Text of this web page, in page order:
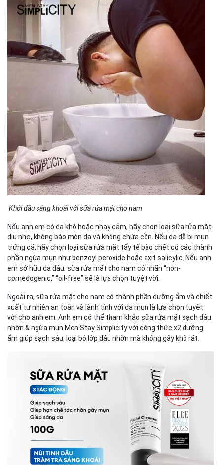
Khởi đầu sảng khoái với sữa rửa mặt cho nam
Nếu anh em có da khô hoặc nhạy cảm, hãy chọn loại sữa rửa mặt
dịu nhẹ, không bào mòn da và không chứa cồn. Nếu da dễ bị mụn
trứng cá, hãy chọn loại sữa rửa mặt tẩy tế bào chết có các thành
phần ngừa mụn như benzoyl peroxide hoặc axit salicylic. Nếu anh
em sở hữu da dầu, sữa rửa mặt cho nam có nhãn “non-
comedogenic,” “oil-free” sẽ là lựa chọn tuyệt vời.
Ngoài ra, sữa rửa mặt cho nam có thành phần dưỡng ẩm và chiết
xuất tự nhiên an toàn và lành tính với da mụn là lựa chọn tuyệt
vời cho anh em. Anh em có thể tham khảo sữa rửa mặt sạch dầu
nhờn & ngừa mụn Men Stay Simplicity với công thức x2 dưỡng
ẩm giúp sạch sâu, loại bỏ lớp dầu nhờn mà không gây khô rát.